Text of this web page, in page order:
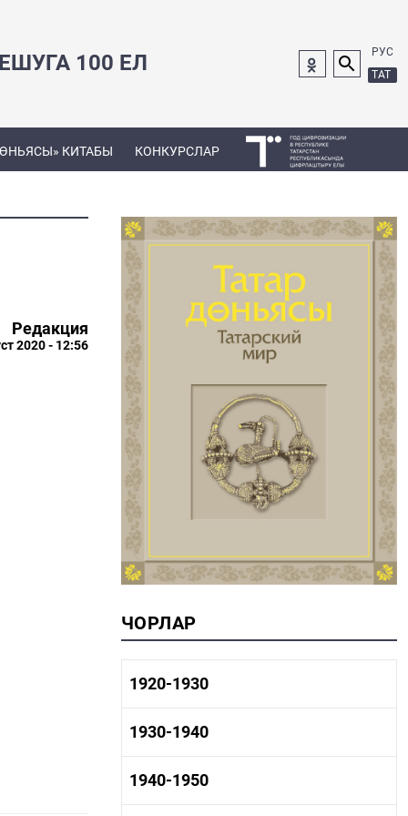
100 ЕЛ
РУС
ТАТ
КИТАБЫ КОНКУРСЛАР
Редакция
2020 - 12:56
ЧОРЛАР
1920-1930
1920-1930 тарих
1920-1930 мәдәният
1930-1940
1930-1940 тарих
1930-1940 мәдәният
1940-1950